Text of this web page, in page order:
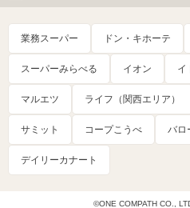
業務スーパー ドン・キホーテ
スーパーみらべる イオン イ
マルエツ ライフ（関西エリア）
サミット コープこうべ バロ
デイリーカナート
©ONE COMPATH CO.,